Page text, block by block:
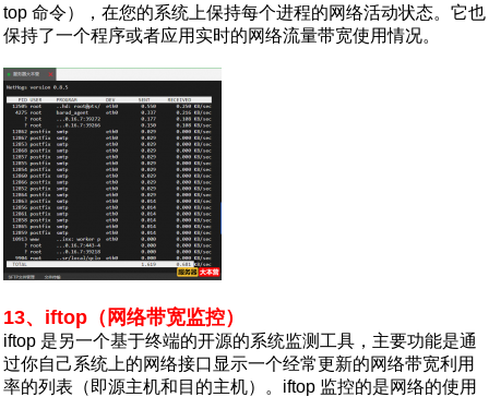
top 命令），在您的系统上保持每个进程的网络活动状态。它也
保持了一个程序或者应用实时的网络流量带宽使用情况。
13、iftop（网络带宽监控）
iftop 是另一个基于终端的开源的系统监测工具，主要功能是通
过你自己系统上的网络接口显示一个经常更新的网络带宽利用
率的列表（即源主机和目的主机）。iftop 监控的是网络的使用